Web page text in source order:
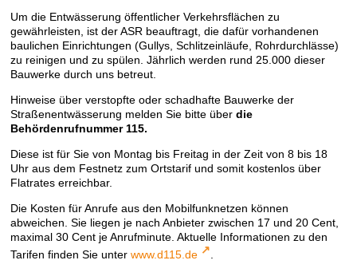
Um die Entwässerung öffentlicher Verkehrsflächen zu
gewährleisten, ist der ASR beauftragt, die dafür vorhandenen
baulichen Einrichtungen (Gullys, Schlitzeinläufe, Rohrdurchlässe)
zu reinigen und zu spülen. Jährlich werden rund 25.000 dieser
Bauwerke durch uns betreut.
Hinweise über verstopfte oder schadhafte Bauwerke der
Straßenentwässerung melden Sie bitte überdie
Behördenrufnummer 115.
Diese ist für Sie von Montag bis Freitag in der Zeit von 8 bis 18
Uhr aus dem Festnetz zum Ortstarif und somit kostenlos über
Flatrates erreichbar.
Die Kosten für Anrufe aus den Mobilfunknetzen können
abweichen. Sie liegen je nach Anbieter zwischen 17 und 20 Cent,
maximal 30 Cent je Anrufminute. Aktuelle Informationen zu den
Tarifen finden Sie unterwww.d115.de